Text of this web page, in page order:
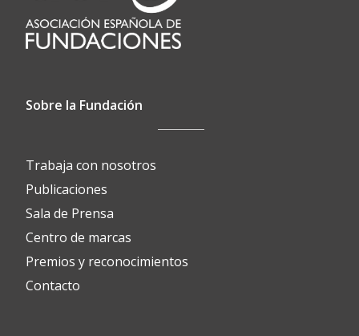
Sobre la Fundación
Trabaja con nosotros
Publicaciones
Sala de Prensa
Centro de marcas
Premios y reconocimientos
Contacto